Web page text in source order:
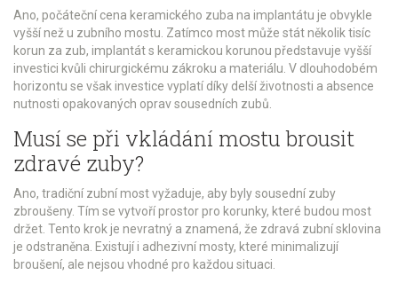
Ano, počáteční cena keramického zuba na implantátu je obvykle
vyšší než u zubního mostu. Zatímco most může stát několik tisíc
korun za zub, implantát s keramickou korunou představuje vyšší
investici kvůli chirurgickému zákroku a materiálu. V dlouhodobém
horizontu se však investice vyplatí díky delší životnosti a absence
nutnosti opakovaných oprav sousedních zubů.
Musí se při vkládání mostu brousit
zdravé zuby?
Ano, tradiční zubní most vyžaduje, aby byly sousední zuby
zbroušeny. Tím se vytvoří prostor pro korunky, které budou most
držet. Tento krok je nevratný a znamená, že zdravá zubní sklovina
je odstraněna. Existují i adhezivní mosty, které minimalizují
broušení, ale nejsou vhodné pro každou situaci.